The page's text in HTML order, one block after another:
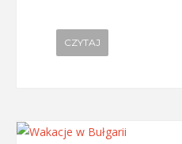
CZYTAJ